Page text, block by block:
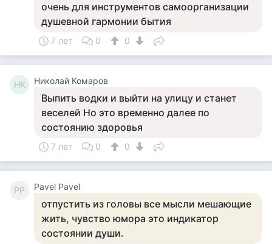
очень для инструментов самоорганизации
душевной гармонии бытия
7 лет 0 0
НК Николай Комаров
Выпить водки и выйти на улицу и станет
веселей Но это временно далее по
состоянию здоровья
7 лет 0 0
PP Pavel Pavel
отпустить из головы все мысли мешающие
жить, чувство юмора это индикатор
состоянии души.